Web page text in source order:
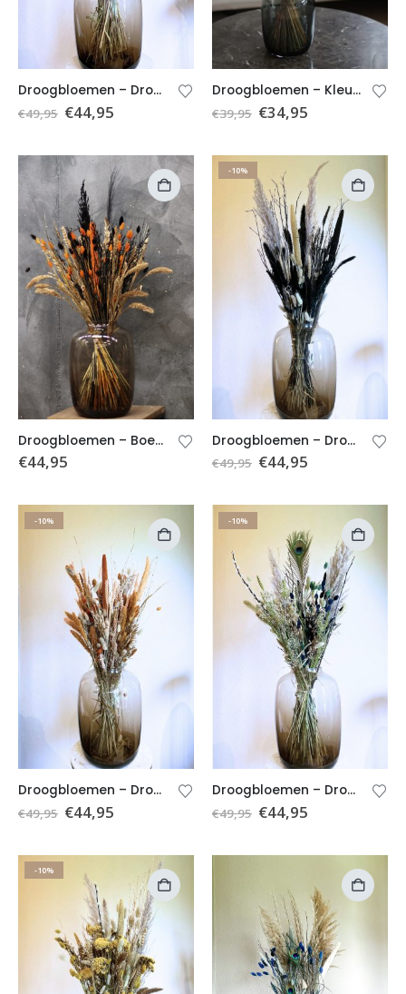
Droogbloemen – Droogboeket paars- Boeket Rosemarijn (excl. vaas)
€49,95 €44,95
Droogbloemen – Kleurrijk droogboeket Evi (excl. vaas)
€39,95 €34,95
Droogbloemen – Boeket Sammie (excl. vaas)
€44,95
-10%
Droogbloemen – Droogboeket Zwart/beige – Boeket Ilse (excl. vaas)
€49,95 €44,95
-10%
Droogbloemen – Droogboeket oranje – Boeket Oranje (excl. vaas)
€49,95 €44,95
-10%
Droogbloemen – Droogboeket groen – Boeket Sophie (excl. vaas)
€49,95 €44,95
-10%